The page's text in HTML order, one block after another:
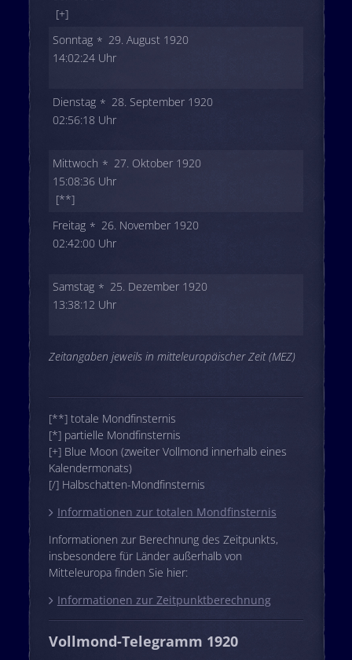
[+]
Sonntag
29. August 1920
14:02:24 Uhr
Dienstag
28. September 1920
02:56:18 Uhr
Mittwoch
27. Oktober 1920
15:08:36 Uhr
[**]
Freitag
26. November 1920
02:42:00 Uhr
Samstag
25. Dezember 1920
13:38:12 Uhr
Zeitangaben jeweils in mitteleuropäischer Zeit (MEZ)
[**] totale Mondfinsternis
[*] partielle Mondfinsternis
[+] Blue Moon (zweiter Vollmond innerhalb eines
Kalendermonats)
[/] Halbschatten-Mondfinsternis
Informationen zur totalen Mondfinsternis
Informationen zur Berechnung des Zeitpunkts,
insbesondere für Länder außerhalb von
Mitteleuropa finden Sie hier:
Informationen zur Zeitpunktberechnung
Vollmond-Telegramm 1920